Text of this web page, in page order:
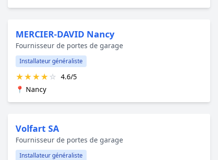
MERCIER-DAVID Nancy
Fournisseur de portes de garage
Installateur généraliste
★★★★☆ 4.6/5
📍 Nancy
Volfart SA
Fournisseur de portes de garage
Installateur généraliste